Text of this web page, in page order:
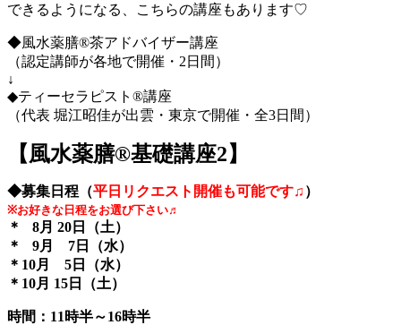
できるようになる、こちらの講座もあります♡
◆風水薬膳®茶アドバイザー講座
（認定講師が各地で開催・2日間）
↓
◆ティーセラピスト®講座
（代表 堀江昭佳が出雲・東京で開催・全3日間）
【風水薬膳®︎基礎講座2】
◆募集日程（平日リクエスト開催も可能です♫ ）
※お好きな日程をお選び下さい♬
＊ 8月 20日（土）
＊ 9月 7日（水）
＊10月 5日（水）
＊10月 15日（土）
時間：11時半～16時半